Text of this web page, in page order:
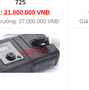
725
21.000.000 VNĐ
27.000.000 VNĐ